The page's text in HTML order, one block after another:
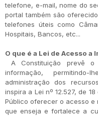
telefone, e-mail, nome do
portal também são
telefones úteis como
Hospitais, Bancos, etc...
O que é a Lei de Acesso a
A Constituição prevê
informação,
administração dos
inspira a Lei nº 12.527, de
Público oferecer o acesso e
que enseja e fortalece a